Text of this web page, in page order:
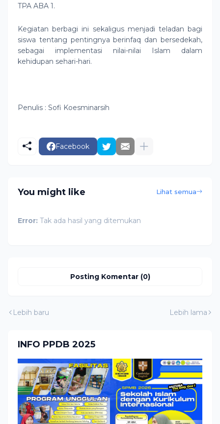
TPA ABA 1.
Kegiatan berbagi ini sekaligus menjadi teladan bagi
siswa tentang pentingnya berinfaq dan bersedekah,
sebagai implementasi nilai-nilai Islam dalam
kehidupan sehari-hari.
Penulis : Sofi Koesminarsih
Facebook
You might like Lihat semua
Error: Tak ada hasil yang ditemukan
Posting Komentar (0)
Lebih baru Lebih lama
INFO PPDB 2025